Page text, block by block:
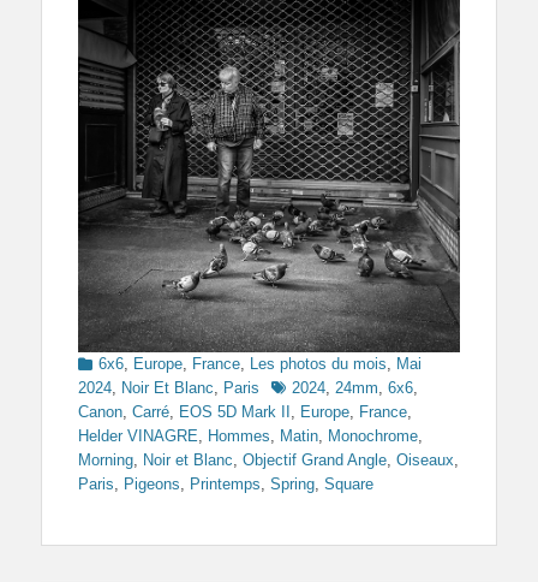
Categories
6x6 Europe France Les photos du mois
Mai
2024 Noir Et Blanc Paris Tags2024 24mm 6x6
Canon Carré EOS 5D Mark II Europe France
Helder VINAGRE
Hommes Matin Monochrome
Morning Noir et Blanc Objectif Grand Angle Oiseaux
Paris
Pigeons Printemps Spring Square